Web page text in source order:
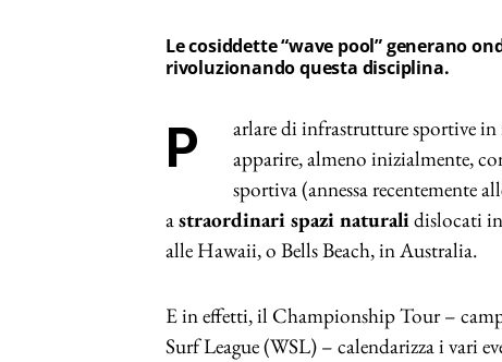
Le cosiddette “wave pool” generano
rivoluzionando questa disciplina.
Parlare di infrastrutture sportive in riferimento alla pratica del surf può di certo
apparire, almeno inizialmente,
sportiva (annessa recentemente
astraordinari spazi naturalidislocati
alle Hawaii, o Bells Beach, in Australia.
E in effetti, il Championship Tour –
Surf League (WSL) – calendarizza i vari